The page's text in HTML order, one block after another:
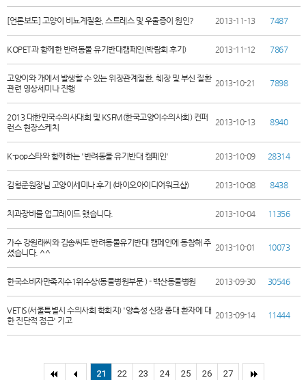
[언론보도] 고양이 비뇨계질환, 스트레스 및 우울증이 원인? 2013-11-13 7487
KOPET과 함께한 반려동물 유기반대캠페인(박람회 후기) 2013-11-12 7867
고양이와 개에서 발생할 수 있는 위장관계질환, 췌장 및 부신 질환
관련 영상세미나 진행
2013-10-21 7898
2013 대한민국수의사대회 및 KSFM(한국고양이수의사회) 컨퍼
런스 현장스케치
2013-10-13 8940
K-pop스타와 함께하는 '반려동물 유기반대 캠페인' 2013-10-09 28314
김형준원장님 고양이세미나 후기 (바이오아이디어워크샵) 2013-10-08 8438
치과장비를 업그레이드 했습니다. 2013-10-04 11356
가수 강원래씨와 김송씨도 반려동물유기반대 캠페인에 동참해 주
셨습니다. ^^
2013-10-01 10073
한국소비자만족지수1위수상(동물병원부문 ) - 백산동물병원 2013-09-30 30546
VETIS(서울특별시 수의사회 학회지) '양측성 신장 종대 환자에 대
한 진단적 접근' 기고
2013-09-14 11444
21 22 23 24 25 26 27